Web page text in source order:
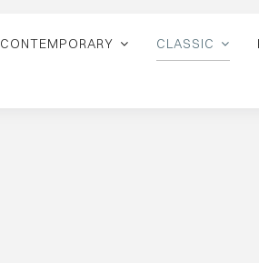
CONTEMPORARY CLASSIC